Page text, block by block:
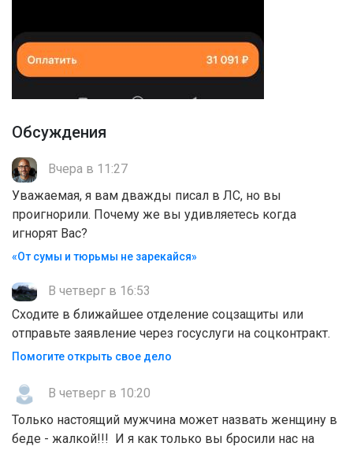
Обсуждения
Вчера в 11:27
Уважаемая, я вам дважды писал в ЛС, но вы
проигнорили. Почему же вы удивляетесь когда
игнорят Вас?
«От сумы и тюрьмы не зарекайся»
В четверг в 16:53
Сходите в ближайшее отделение соцзащиты или
отправьте заявление через госуслуги на соцконтракт.
Помогите открыть свое дело
В четверг в 10:20
Только настоящий мужчина может назвать женщину в
беде - жалкой!!! И я как только вы бросили нас на